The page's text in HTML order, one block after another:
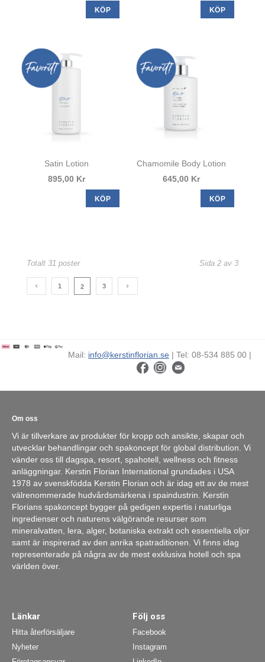
KÖP KÖP
Satin Lotion
895,00 Kr
KÖP
Chamomile Body Lotion
645,00 Kr
KÖP
Totalt 31 poster Sida 2 av 3
1 2 3
Mail: info@kerstinflorian.se | Tel: 08-534 885 00 |
Om oss
Vi är tillverkare av produkter för kropp och ansikte, skapar och
utvecklar behandlingar och spakoncept för global distribution. Vi
vänder oss till dagspa, resort, spahotell, wellness och fitness
anläggningar. Kerstin Florian International grundades i USA
1978 av svenskfödda Kerstin Florian och är idag ett av de mest
välrenommerade hudvårdsmärkena i spaindustrin. Kerstin
Florians spakoncept bygger på gedigen expertis i naturliga
ingredienser och naturens välgörande resurser som
mineralvatten, lera, alger, botaniska extrakt och essentiella oljor
samt är inspirerad av den anrika spatraditionen. Vi finns idag
representerade på några av de mest exklusiva hotell och spa
världen över.
Länkar
Hitta återförsäljare
Nyheter
Följ oss
Facebook
Instagram